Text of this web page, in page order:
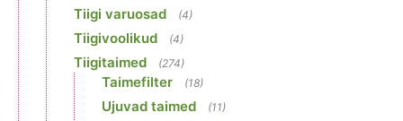
Tiigi varuosad (4)
Tiigivoolikud (4)
Tiigitaimed (274)
Taimefilter (18)
Ujuvad taimed (11)